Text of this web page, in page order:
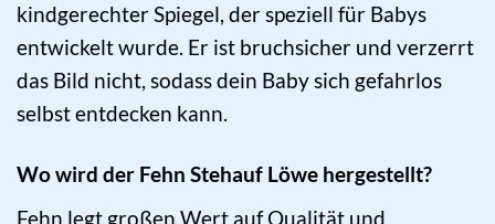
kindgerechter Spiegel, der speziell für Babys
entwickelt wurde. Er ist bruchsicher und verzerrt
das Bild nicht, sodass dein Baby sich gefahrlos
selbst entdecken kann.
Wo wird der Fehn Stehauf Löwe hergestellt?
Fehn legt großen Wert auf Qualität und